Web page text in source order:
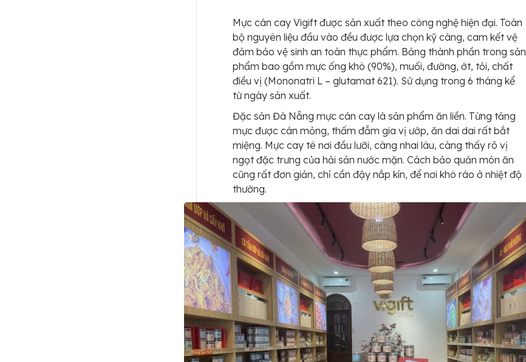
Mực cán cay Vigift được sản xuất theo công nghệ hiện đại. Toàn
bộ nguyên liệu đầu vào đều được lựa chọn kỹ càng, cam kết vệ
đảm bảo vệ sinh an toàn thực phẩm. Bảng thành phần trong sản
phẩm bao gồm mực ống khô (90%), muối, đường, ớt, tỏi, chất
điều vị (Mononatri L – glutamat 621). Sử dụng trong 6 tháng kể
từ ngày sản xuất.
Đặc sản Đà Nẵng mực cán cay là sản phẩm ăn liền. Từng tảng
mực được cán mỏng, thấm đẫm gia vị ướp, ăn dai dai rất bắt
miệng. Mực cay tê nơi đầu lưỡi, càng nhai lâu, càng thấy rõ vị
ngọt đặc trưng của hải sản nước mặn. Cách bảo quản món ăn
cũng rất đơn giản, chỉ cần đậy nắp kín, để nơi khô ráo ở nhiệt độ
thường.